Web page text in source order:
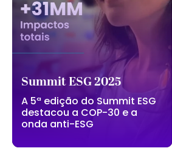
Summit ESG 2025
A 5ª edição do Summit ESG
destacou a COP-30 e a
onda anti-ESG